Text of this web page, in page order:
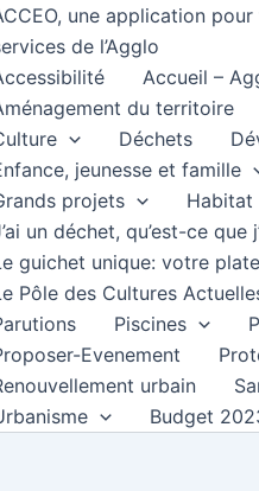
une application
de l’Agglo
Accueil –
du territoire
Déchets
jeunesse et famille
projets
Habitat
un déchet, qu’est-ce que
guichet unique: votre
Pôle des Cultures
Piscines
Evenement
urbain
Budget